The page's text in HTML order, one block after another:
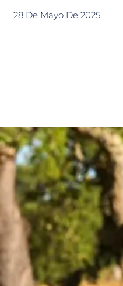
28 De Mayo De 2025